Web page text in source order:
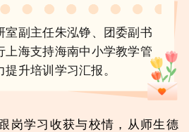
室副主任朱泓铮、团委副书
上海支持海南中小学教学管
升培训学习汇报。
岗学习收获与校情，从师生德